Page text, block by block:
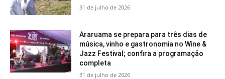
31 de julho de 2026
Araruama se prepara para três dias de
música, vinho e gastronomia no Wine &
Jazz Festival; confira a programação
completa
31 de julho de 2026